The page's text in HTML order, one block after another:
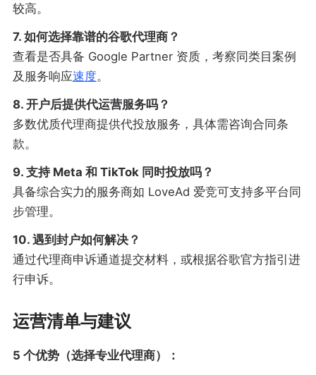
较高。
7. 如何选择靠谱的谷歌代理商？
查看是否具备 Google Partner 资质，考察同类目案例
及服务响应速度。
8. 开户后提供代运营服务吗？
多数优质代理商提供代投放服务，具体需咨询合同条
款。
9. 支持 Meta 和 TikTok 同时投放吗？
具备综合实力的服务商如 LoveAd 爱竞可支持多平台同
步管理。
10. 遇到封户如何解决？
通过代理商申诉通道提交材料，或根据谷歌官方指引进
行申诉。
运营清单与建议
5 个优势（选择专业代理商）：